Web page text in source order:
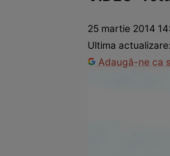
Prevenție și tratamentRemedii naturiste
25 martie 2014
Ultima actualizare:
Adaugă-ne ca